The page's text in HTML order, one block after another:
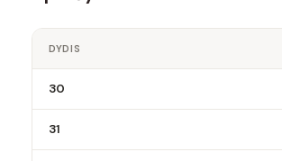
DYDIS
30
31